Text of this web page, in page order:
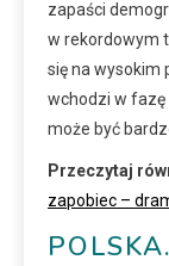
zapaści
w rekordowym
się na wysokim
wchodzi w
może być
Przeczytaj
zapobiec –